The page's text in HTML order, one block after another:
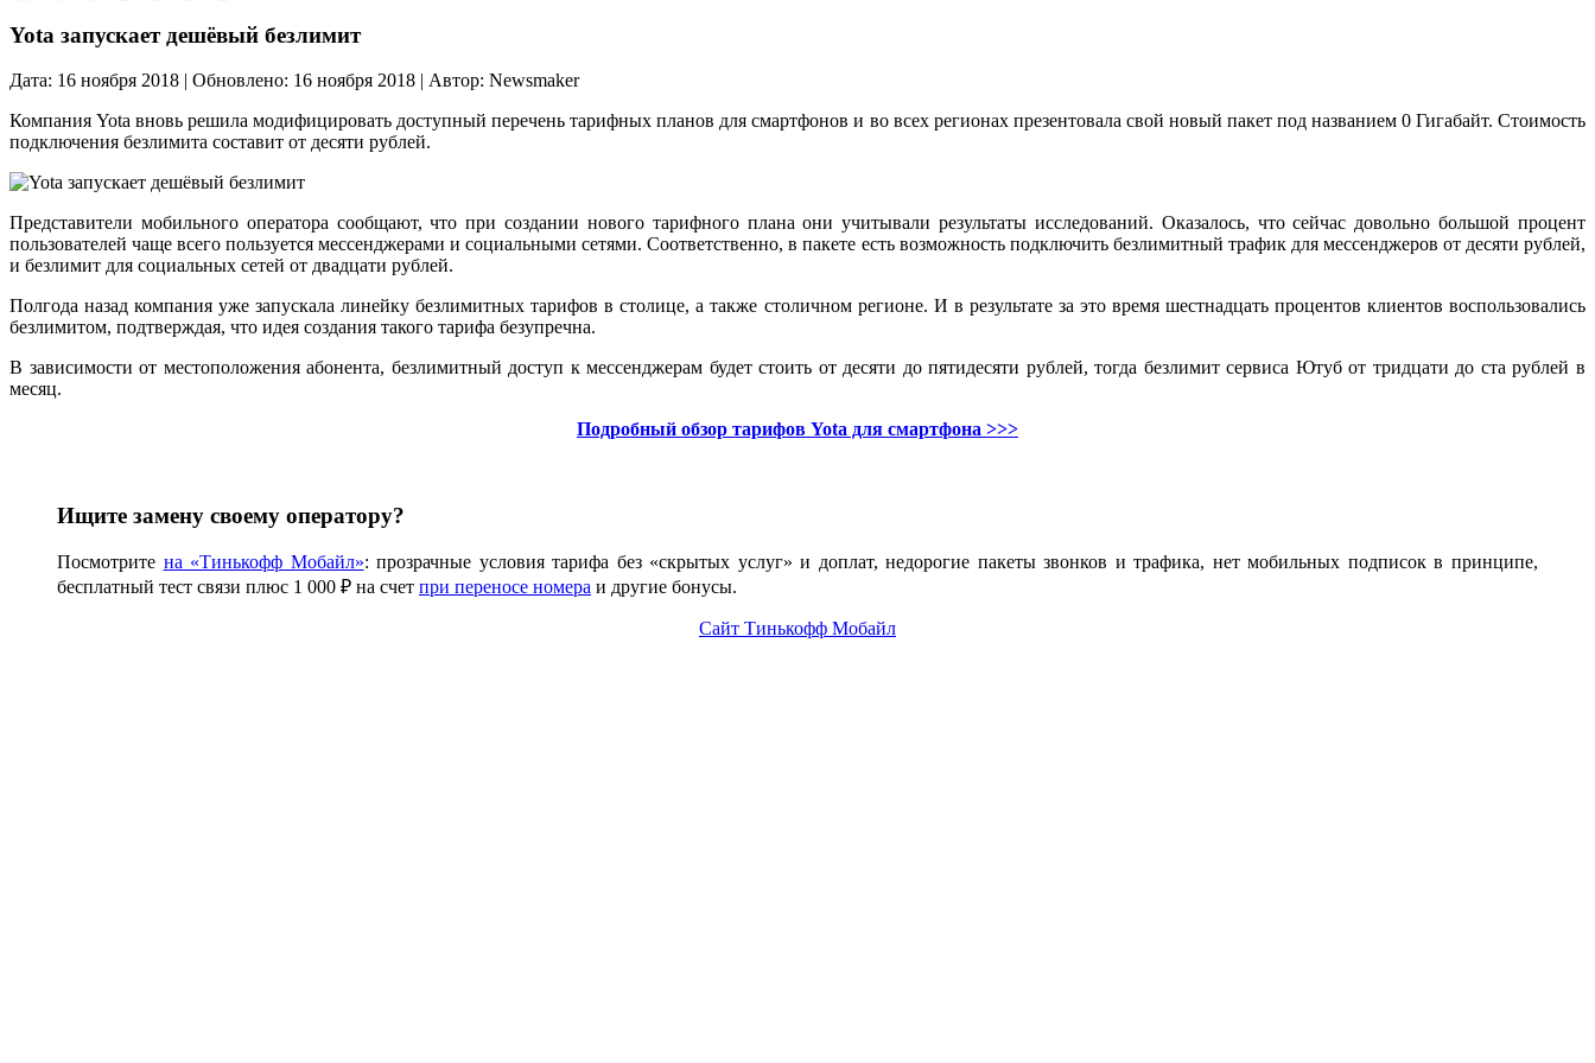
Yota запускает дешёвый безлимит
Дата: 16 ноября 2018 | Обновлено: 16 ноября 2018 | Автор: Newsmaker
Компания Yota вновь решила модифицировать доступный перечень тарифных планов для смартфонов и во всех регионах презентовала свой новый пакет под названием 0 Гигабайт. Стоимость
подключения безлимита составит от десяти рублей.
Представители мобильного оператора сообщают, что при создании нового тарифного плана они учитывали результаты исследований. Оказалось, что сейчас довольно большой процент
пользователей чаще всего пользуется мессенджерами и социальными сетями. Соответственно, в пакете есть возможность подключить безлимитный трафик для мессенджеров от десяти рублей,
и безлимит для социальных сетей от двадцати рублей.
Полгода назад компания уже запускала линейку безлимитных тарифов в столице, а также столичном регионе. И в результате за это время шестнадцать процентов клиентов воспользовались
безлимитом, подтверждая, что идея создания такого тарифа безупречна.
В зависимости от местоположения абонента, безлимитный доступ к мессенджерам будет стоить от десяти до пятидесяти рублей, тогда безлимит сервиса Ютуб от тридцати до ста рублей в
месяц.
Подробный обзор тарифов Yota для смартфона >>>
Ищите замену своему оператору?
Посмотрите на «Тинькофф Мобайл»: прозрачные условия тарифа без «скрытых услуг» и доплат, недорогие пакеты звонков и трафика, нет мобильных подписок в принципе,
бесплатный тест связи плюс 1 000 ₽ на счет при переносе номера и другие бонусы.
Сайт Тинькофф Мобайл